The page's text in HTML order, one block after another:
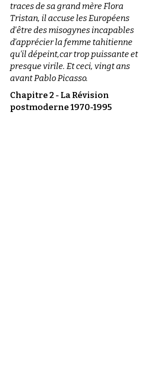
traces de sa grand mère Flora
Tristan, il accuse les Européens
d'être des misogynes incapables
d’apprécier la femme tahitienne
qu’il dépeint,car trop puissante et
presque virile. Et ceci, vingt ans
avant Pablo Picasso.
Chapitre 2 - La Révision
postmoderne1970-1995